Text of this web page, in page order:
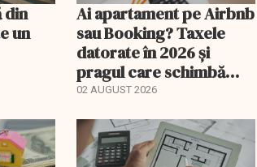
din
un
Ai apartament pe Airbnb
sau Booking? Taxele
datorate în 2026 și
pragul care schimbă
regimul fiscal
02 AUGUST 2026